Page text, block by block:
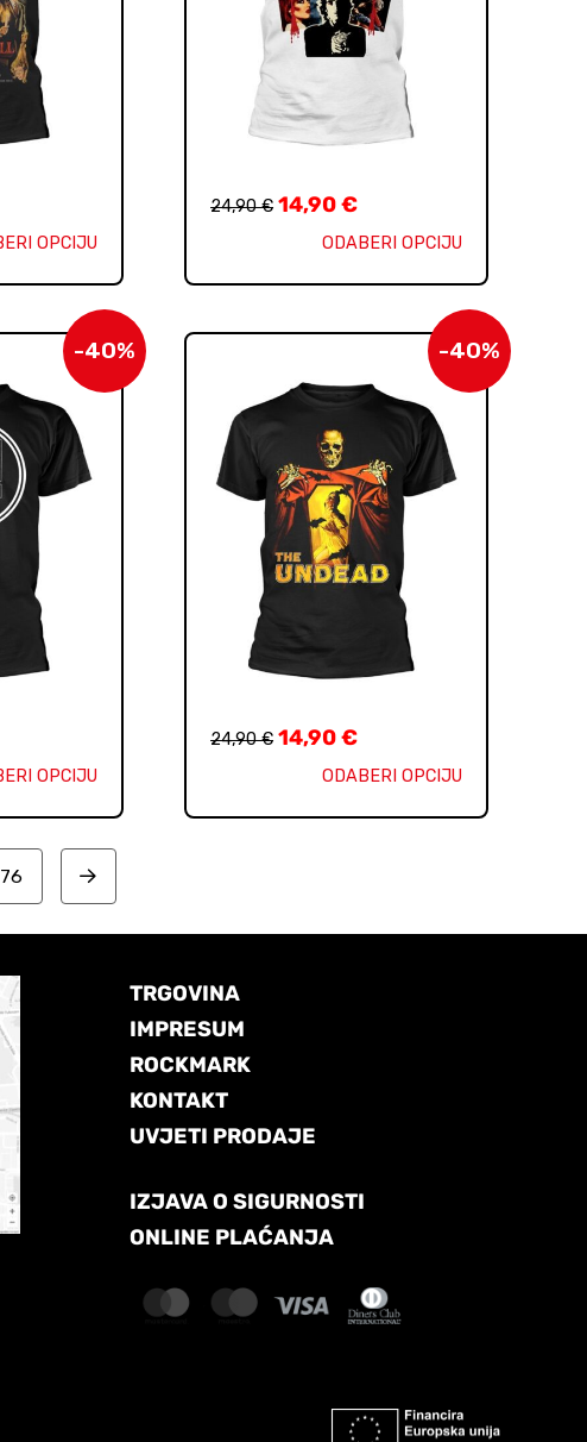
OPCIJU
24,90€ 14,90€
ODABERI OPCIJU
-40%
OPCIJU
-40%
24,90€ 14,90€
ODABERI OPCIJU
76 Next
TRGOVINA
IMPRESUM
ROCKMARK
KONTAKT
UVJETI PRODAJE
IZJAVA O SIGURNOSTI
ONLINE PLAĆANJA